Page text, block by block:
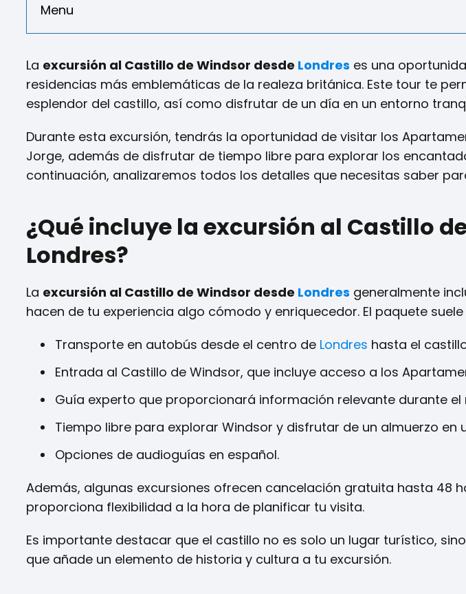
Menu
La excursión al Castillo de Windsor desde Londres es una
residencias más emblemáticas de la realeza británica. Este tour te
esplendor del castillo, así como disfrutar de un día en un entorno
Durante esta excursión, tendrás la oportunidad de visitar los
Jorge, además de disfrutar de tiempo libre para explorar los
continuación, analizaremos todos los detalles que necesitas saber
¿Qué incluye la excursión al Castillo
Londres?
La excursión al Castillo de Windsor desde Londres generalmente
hacen de tu experiencia algo cómodo y enriquecedor. El paquete
Transporte en autobús desde el centro de Londres hasta el
Entrada al Castillo de Windsor, que incluye acceso a los
Guía experto que proporcionará información relevante durante el
Tiempo libre para explorar Windsor y disfrutar de un almuerzo en
Opciones de audioguías en español.
Además, algunas excursiones ofrecen cancelación gratuita hasta 48
proporciona flexibilidad a la hora de planificar tu visita.
Es importante destacar que el castillo no es solo un lugar turístico,
que añade un elemento de historia y cultura a tu excursión.